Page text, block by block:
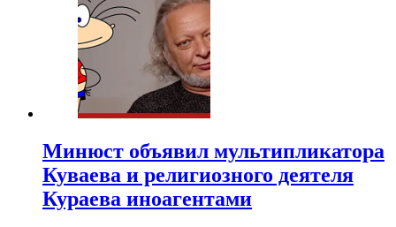
Минюст объявил мультипликатора
Куваева и религиозного деятеля
Кураева иноагентами